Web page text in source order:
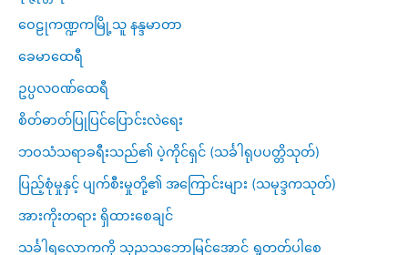
ဝေဠုကဏ္ဍကမြို့သူ နန္ဒမာတာ
ခေမာထေရီ
ဥပ္ပလဝဏ်ထေရီ
စိတ်ဓာတ်ပြုပြင်ပြောင်းလဲရေး
ဘဝသံသရာခရီးသည်၏ ပဲ့ကိုင်ရှင် (သင်္ခါရုပပတ္တိသုတ်)
ပြည့်စုံမှုနှင့် ပျက်စီးမှုတို့၏ အကြောင်းများ (သမုဒ္ဒကသုတ်)
အားကိုးတရား ရှိထားစေချင်
သင်္ခါရလောကကို သုညသဘောမြင်အောင် ရှုတတ်ပါစေ